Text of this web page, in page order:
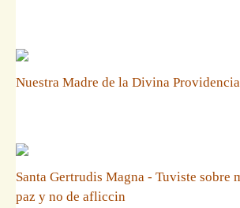
Nuestra Madre de la Divina
Santa Gertrudis Magna - Tuviste sobre
paz y no de afliccin